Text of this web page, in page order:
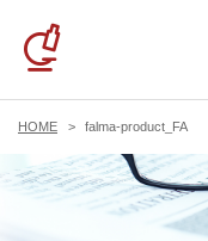
HOME falma-product_FA